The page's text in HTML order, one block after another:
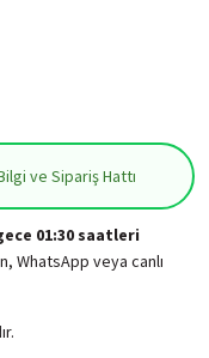
ve Sipariş Hattı
01:30 saatleri
WhatsApp veya canlı